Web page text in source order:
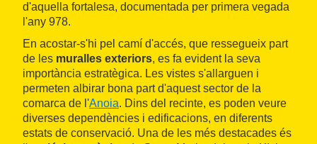
d'aquella fortalesa, documentada per primera vegada
l'any 978.
En acostar-s'hi pel camí d'accés, que ressegueix part
de les muralles exteriors, es fa evident la seva
importància estratègica. Les vistes s'allarguen i
permeten albirar bona part d'aquest sector de la
comarca de l'Anoia. Dins del recinte, es poden veure
diverses dependències i edificacions, en diferents
estats de conservació. Una de les més destacades és